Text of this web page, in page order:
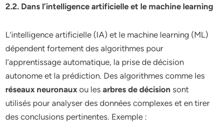
2.2. Dans l’intelligence artificielle et le machine learning
L’intelligence artificielle (IA) et le machine learning (ML)
dépendent fortement des algorithmes pour
l’apprentissage automatique, la prise de décision
autonome et la prédiction. Des algorithmes comme les
réseaux neuronaux ou lesarbres de décision sont
utilisés pour analyser des données complexes et en tirer
des conclusions pertinentes. Exemple :